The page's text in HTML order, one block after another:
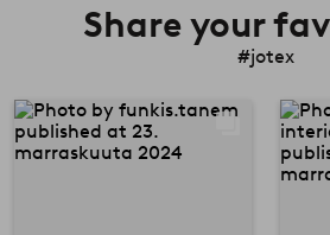
Share your
#jotex